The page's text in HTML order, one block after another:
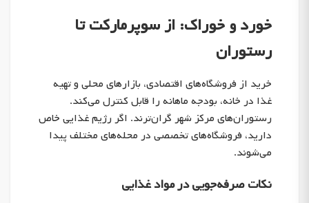
خورد و خوراک: از سوپرمارکت تا
رستوران
خرید از فروشگاه‌های اقتصادی، بازارهای محلی و تهیه
غذا در خانه، بودجه ماهانه را قابل کنترل می‌کند.
رستوران‌های مرکز شهر گران‌ترند. اگر رژیم غذایی خاص
دارید، فروشگاه‌های تخصصی در محله‌های مختلف پیدا
می‌شوند.
نکات صرفه‌جویی در مواد غذایی